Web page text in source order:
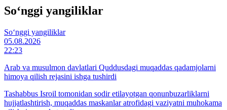
So‘nggi yangiliklar
So‘nggi yangiliklar
05.08.2026
22:23
Arab va musulmon davlatlari Quddusdagi muqaddas qadamjolarni
himoya qilish rejasini ishga tushirdi
Tashabbus Isroil tomonidan sodir etilayotgan qonunbuzarliklarni
hujjatlashtirish, muqaddas maskanlar atrofidagi vaziyatni muhokama